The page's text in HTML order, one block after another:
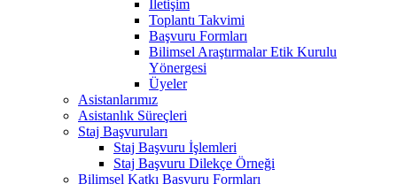
İletişim
Toplantı Takvimi
Başvuru Formları
Bilimsel Araştırmalar Etik Kurulu
Yönergesi
Üyeler
Asistanlarımız
Asistanlık Süreçleri
Staj Başvuruları
Staj Başvuru İşlemleri
Staj Başvuru Dilekçe Örneği
Bilimsel Katkı Başvuru Formları